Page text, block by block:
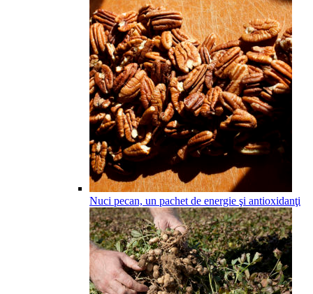
Nuci pecan, un pachet de energie şi antioxidanţi